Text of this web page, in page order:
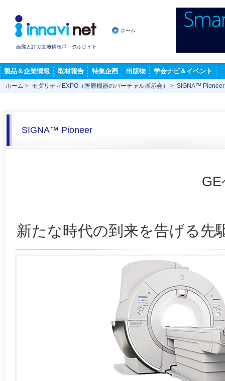
ホーム
製品＆企業情報 取材報告 特集企画 出版物 学会ナビ＆イベント
ホーム > モダリティEXPO（医療機器のバーチャル展示会） > SIGNA™ Pioneer
SIGNA™ Pioneer
新たな時代の到来を告げる先